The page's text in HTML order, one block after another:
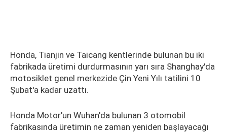
Honda, Tianjin ve Taicang kentlerinde bulunan bu iki
fabrikada üretimi durdurmasının yarı sıra Shanghay'da
motosiklet genel merkezide Çin Yeni Yılı tatilini 10
Şubat'a kadar uzattı.
Honda Motor'un Wuhan'da bulunan 3 otomobil
fabrikasında üretimin ne zaman yeniden başlayacağı